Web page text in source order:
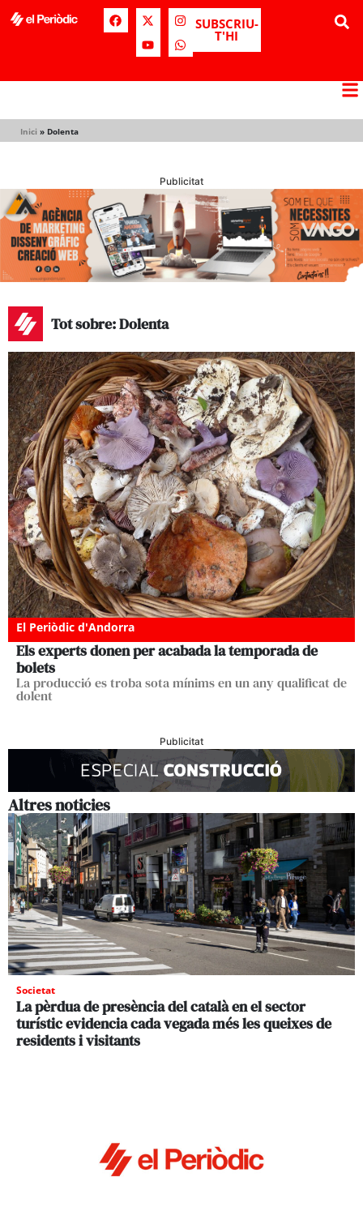
SUBSCRIU-
T'HI
Inici » Dolenta
Publicitat
Tot sobre: Dolenta
El Periòdic d'Andorra
Els experts donen per acabada la temporada de
bolets
La producció es troba sota mínims en un any qualificat de
dolent
Publicitat
Altres noticies
Societat
La pèrdua de presència del català en el sector
turístic evidencia cada vegada més les queixes de
residents i visitants